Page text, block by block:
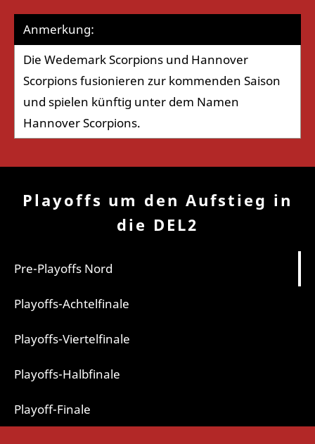
Anmerkung:
Die Wedemark Scorpions und Hannover
Scorpions fusionieren zur kommenden Saison
und spielen künftig unter dem Namen
Hannover Scorpions.
Playoffs um den Aufstieg in
die DEL2
Pre-Playoffs Nord
Playoffs-Achtelfinale
Playoffs-Viertelfinale
Playoffs-Halbfinale
Playoff-Finale